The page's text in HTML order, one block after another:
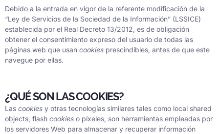
Debido a la entrada en vigor de la referente modificación de la
“Ley de Servicios de la Sociedad de la Información” (LSSICE)
establecida por el Real Decreto 13/2012, es de obligación
obtener el consentimiento expreso del usuario de todas las
páginas web que usan cookies prescindibles, antes de que este
navegue por ellas.
¿QUÉ SON LAS COOKIES?
Las cookies y otras tecnologías similares tales como local shared
objects, flash cookies o píxeles, son herramientas empleadas por
los servidores Web para almacenar y recuperar información